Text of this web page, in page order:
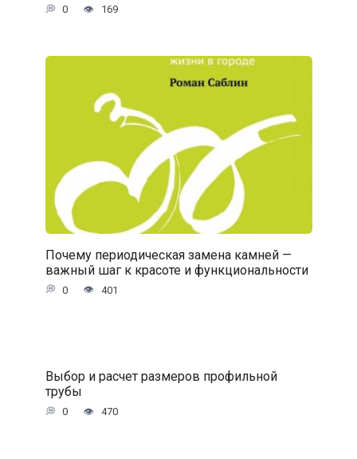
0 169
Почему периодическая замена камней —
важный шаг к красоте и функциональности
0 401
Выбор и расчет размеров профильной
трубы
0 470